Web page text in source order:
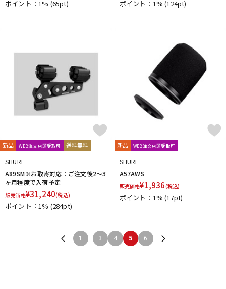
ポイント：1% (65pt) ポイント：1%(124pt)
新品 WEB注文店頭受取可 送料無料
SHURE
A89SM※お取寄対応：ご注文後2～3
ヶ月程度で入荷予定
販売価格¥31,240(税込)
ポイント：1% (284pt)
新品 WEB注文店頭受取可
SHURE
A57AWS
販売価格¥1,936(税込)
ポイント：1%(17pt)
1 ... 3 4 5 6